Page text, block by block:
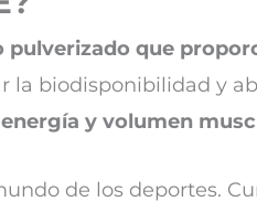
pulverizado que
la biodisponibilidad y
y volumen
de los deportes.